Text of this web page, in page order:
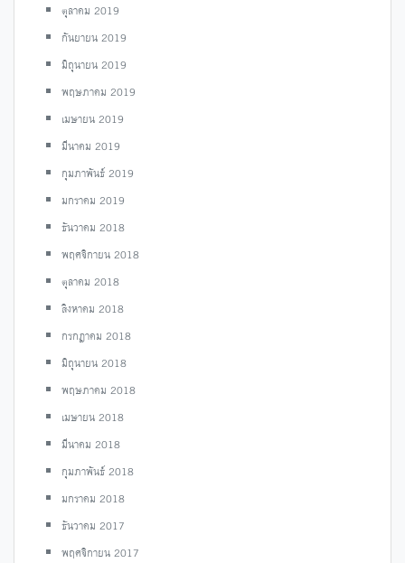
ตุลาคม 2019
กันยายน 2019
มิถุนายน 2019
พฤษภาคม 2019
เมษายน 2019
มีนาคม 2019
กุมภาพันธ์ 2019
มกราคม 2019
ธันวาคม 2018
พฤศจิกายน 2018
ตุลาคม 2018
สิงหาคม 2018
กรกฎาคม 2018
มิถุนายน 2018
พฤษภาคม 2018
เมษายน 2018
มีนาคม 2018
กุมภาพันธ์ 2018
มกราคม 2018
ธันวาคม 2017
พฤศจิกายน 2017